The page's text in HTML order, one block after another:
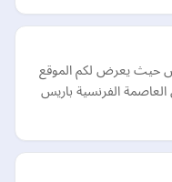
حيث يعرض لكم الموقع
الفرنسية باريس